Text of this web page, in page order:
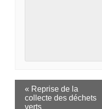
« Reprise de la
collecte des déchets
verts